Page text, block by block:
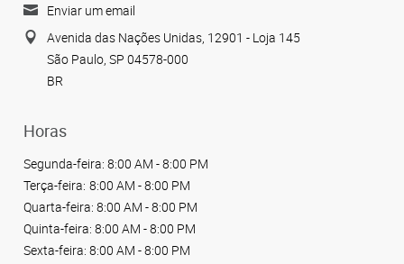
Enviar um email
Avenida das Nações Unidas, 12901 - Loja 145
São Paulo, SP 04578-000
BR
Horas
Segunda-feira: 8:00 AM - 8:00 PM
Terça-feira: 8:00 AM - 8:00 PM
Quarta-feira: 8:00 AM - 8:00 PM
Quinta-feira: 8:00 AM - 8:00 PM
Sexta-feira: 8:00 AM - 8:00 PM